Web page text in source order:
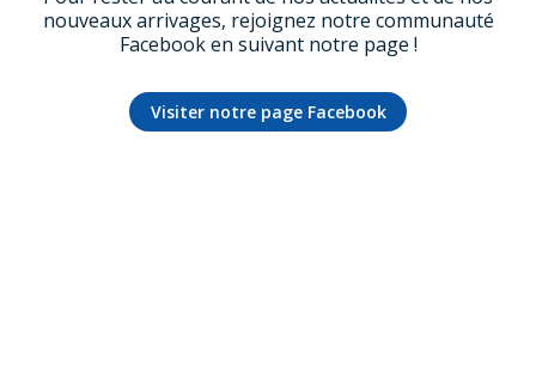
nouveaux arrivages, rejoignez notre communauté
Facebook en suivant notre page !
Visiter notre page Facebook